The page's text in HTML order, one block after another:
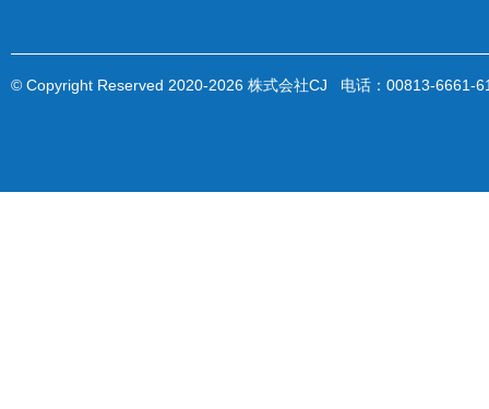
© Copyright Reserved 2020-2026 株式会社CJ 电话：00813-